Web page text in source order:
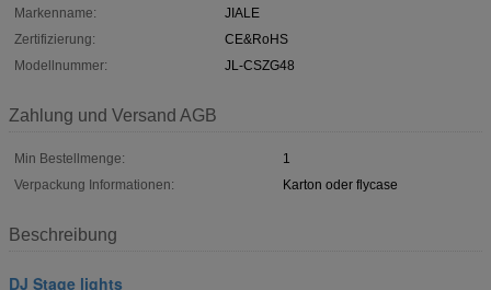
Markenname:
JIALE
Zertifizierung:
CE&RoHS
Modellnummer:
JL-CSZG48
Zahlung und Versand AGB
Min Bestellmenge:
1
Verpackung Informationen:
Karton oder flycase
Beschreibung
DJ Stage lights